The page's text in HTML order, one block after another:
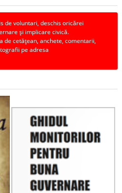
de voluntari, deschis oricărei
și implicare civică.
de cetățean, anchete, comentarii,
pe adresa